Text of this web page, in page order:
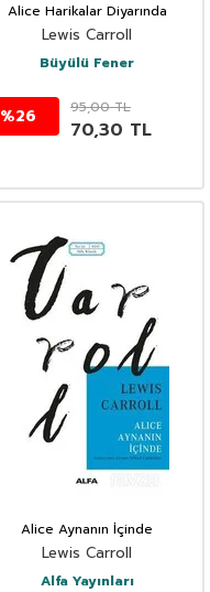
Alice Harikalar Diyarında
Lewis Carroll
Büyülü Fener
%26 95,00TL
70,30 TL
Alice Aynanın İçinde
Lewis Carroll
Alfa Yayınları